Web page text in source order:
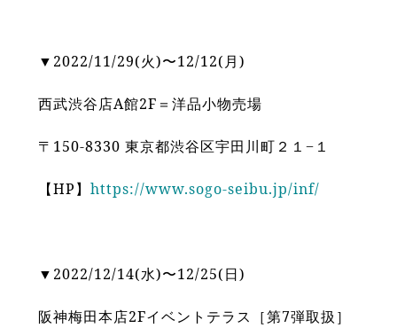
▼2022/11/29(火)〜12/12(月)
西武渋谷店A館2F＝洋品小物売場
〒150-8330 東京都渋谷区宇田川町２１−１
【HP】 https://www.sogo-seibu.jp/inf/
▼2022/12/14(水)〜12/25(日)
阪神梅田本店2Fイベントテラス［第7弾取扱］